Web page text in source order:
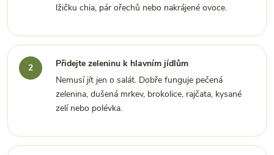
lžičku chia, pár ořechů nebo nakrájené ovoce.
Přidejte zeleninu k hlavním jídlům
Nemusí jít jen o salát. Dobře funguje pečená
zelenina, dušená mrkev, brokolice, rajčata, kysané
zelí nebo polévka.